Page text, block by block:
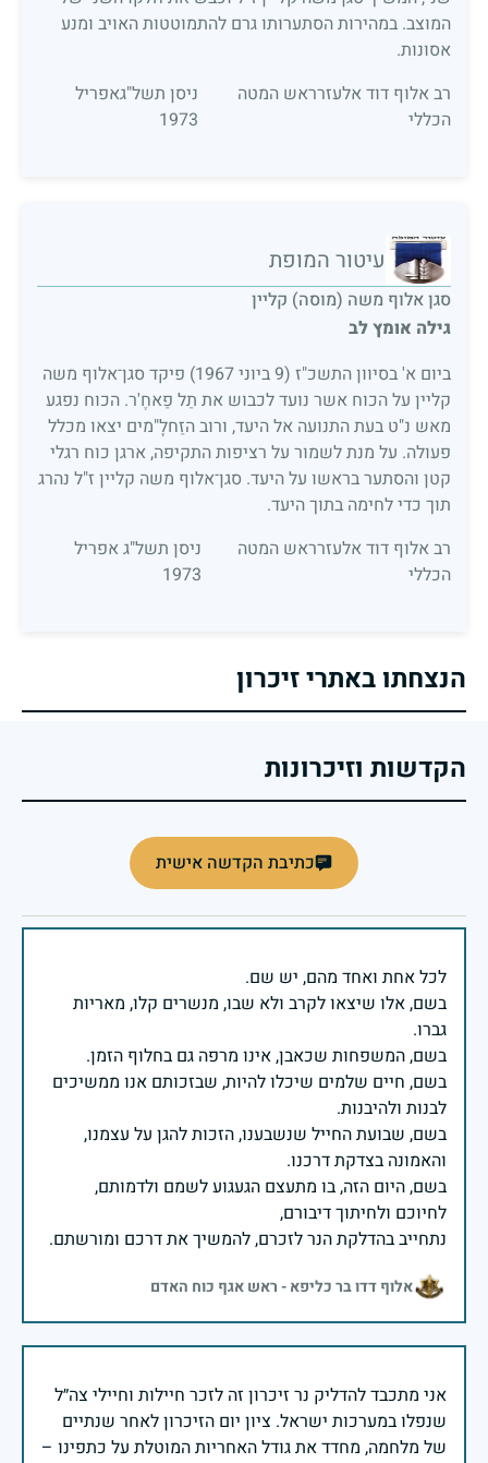
המוצב. במהירות הסתערותו גרם להתמוטטות האויב ומנע
אסונות.
רב אלוף דוד אלעזרראש המטה
הכללי
ניסן תשל"גאפריל
1973
עיטור המופת
סגן אלוף משה (מוסה) קליין
גילה אומץ לב
ביום א' בסיוון התשכ"ז (9 ביוני 1967) פיקד סגן־אלוף משה
קליין על הכוח אשר נועד לכבוש את תַל פַאחֶ'ר. הכוח נפגע
מאש נ"ט בעת התנועה אל היעד, ורוב הזַחלָ"מים יצאו מכלל
פעולה. על מנת לשמור על רציפות התקיפה, ארגן כוח רגלי
קטן והסתער בראשו על היעד. סגן־אלוף משה קליין ז"ל נהרג
תוך כדי לחימה בתוך היעד.
רב אלוף דוד אלעזרראש המטה
הכללי
ניסן תשל"ג אפריל
1973
הנצחתו באתרי זיכרון
הקדשות וזיכרונות
כתיבת הקדשה אישית
בשם, אלו שיצאו לקרב ולא שבו, מנשרים קלו, מאריות
בשם, חיים שלמים שיכלו להיות, שבזכותם אנו ממשיכים
בשם, שבועת החייל שנשבענו, הזכות להגן על עצמנו,
בשם, היום הזה, בו מתעצם הגעגוע לשמם ולדמותם,
נתחייב בהדלקת הנר לזכרם, להמשיך את דרכם ומורשתם.
אלוף דדו בר כליפא - ראש אגף כוח האדם
אני מתכבד להדליק נר זיכרון זה לזכר חיילות וחיילי צה״ל
שנפלו במערכות ישראל. ציון יום הזיכרון לאחר שנתיים
של מלחמה, מחדד את גודל האחריות המוטלת על כתפינו –